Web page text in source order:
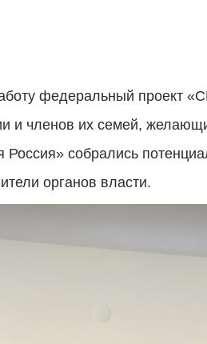
федеральный проект
и членов их семей,
собрались
органов власти.